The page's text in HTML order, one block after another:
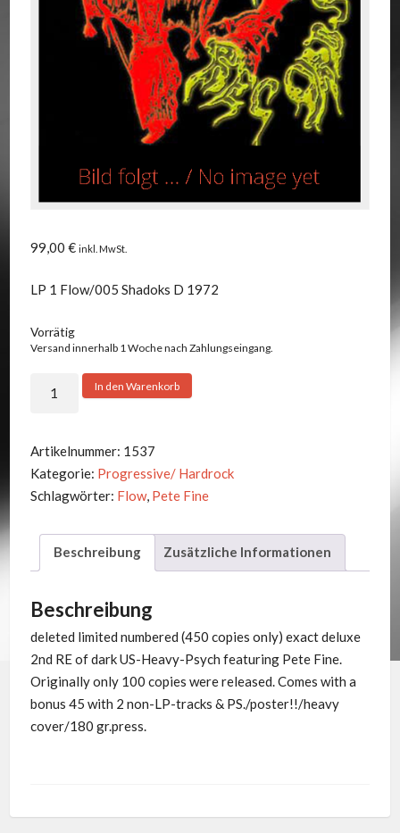
99,00 € inkl. MwSt.
LP 1 Flow/005 Shadoks D 1972
Vorrätig
Versand innerhalb 1 Woche nach Zahlungseingang.
Hits
Menge
In den Warenkorb
Artikelnummer: 1537
Kategorie: Progressive/ Hardrock
Schlagwörter: Flow, Pete Fine
Beschreibung Zusätzliche Informationen
Beschreibung
deleted limited numbered (450 copies only) exact deluxe
2nd RE of dark US-Heavy-Psych featuring Pete Fine.
Originally only 100 copies were released. Comes with a
bonus 45 with 2 non-LP-tracks & PS./poster!!/heavy
cover/180 gr.press.